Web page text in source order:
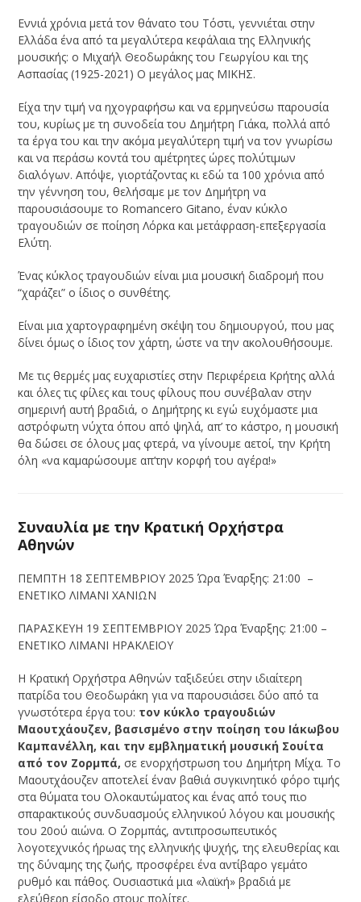
Εννιά χρόνια μετά τον θάνατο του Τόστι, γεννιέται στην
Ελλάδα ένα από τα μεγαλύτερα κεφάλαια της Ελληνικής
μουσικής: ο Μιχαήλ Θεοδωράκης του Γεωργίου και της
Ασπασίας (1925-2021) Ο μεγάλος μας ΜΙΚΗΣ.
Είχα την τιμή να ηχογραφήσω και να ερμηνεύσω παρουσία
του, κυρίως με τη συνοδεία του Δημήτρη Γιάκα, πολλά από
τα έργα του και την ακόμα μεγαλύτερη τιμή να τον γνωρίσω
και να περάσω κοντά του αμέτρητες ώρες πολύτιμων
διαλόγων. Απόψε, γιορτάζοντας κι εδώ τα 100 χρόνια από
την γέννηση του, θελήσαμε με τον Δημήτρη να
παρουσιάσουμε το Romancero Gitano, έναν κύκλο
τραγουδιών σε ποίηση Λόρκα και μετάφραση-επεξεργασία
Ελύτη.
Ένας κύκλος τραγουδιών είναι μια μουσική διαδρομή που
“χαράζει” ο ίδιος ο συνθέτης.
Είναι μια χαρτογραφημένη σκέψη του δημιουργού, που μας
δίνει όμως ο ίδιος τον χάρτη, ώστε να την ακολουθήσουμε.
Με τις θερμές μας ευχαριστίες στην Περιφέρεια Κρήτης αλλά
και όλες τις φίλες και τους φίλους που συνέβαλαν στην
σημερινή αυτή βραδιά, ο Δημήτρης κι εγώ ευχόμαστε μια
αστρόφωτη νύχτα όπου από ψηλά, απ’ το κάστρο, η μουσική
θα δώσει σε όλους μας φτερά, να γίνουμε αετοί, την Κρήτη
όλη «να καμαρώσουμε απ’την κορφή του αγέρα!»
Συναυλία με την Κρατική Ορχήστρα
Αθηνών
ΠΕΜΠΤΗ 18 ΣΕΠΤΕΜΒΡΙΟΥ 2025 Ώρα Έναρξης: 21:00 –
ΕΝΕΤΙΚΟ ΛΙΜΑΝΙ ΧΑΝΙΩΝ
ΠΑΡΑΣΚΕΥΗ 19 ΣΕΠΤΕΜΒΡΙΟΥ 2025 Ώρα Έναρξης: 21:00 –
ΕΝΕΤΙΚΟ ΛΙΜΑΝΙ ΗΡΑΚΛΕΙΟΥ
Η Κρατική Ορχήστρα Αθηνών ταξιδεύει στην ιδιαίτερη
πατρίδα του Θεοδωράκη για να παρουσιάσει δύο από τα
γνωστότερα έργα του: τον κύκλο τραγουδιών
Μαουτχάουζεν, βασισμένο στην ποίηση του Ιάκωβου
Καμπανέλλη, και την εμβληματική μουσική Σουίτα
από τον Ζορμπά, σε ενορχήστρωση του Δημήτρη Μίχα. Το
Μαουτχάουζεν αποτελεί έναν βαθιά συγκινητικό φόρο τιμής
στα θύματα του Ολοκαυτώματος και ένας από τους πιο
σπαρακτικούς συνδυασμούς ελληνικού λόγου και μουσικής
του 20ού αιώνα. Ο Ζορμπάς, αντιπροσωπευτικός
λογοτεχνικός ήρωας της ελληνικής ψυχής, της ελευθερίας και
της δύναμης της ζωής, προσφέρει ένα αντίβαρο γεμάτο
ρυθμό και πάθος. Ουσιαστικά μια «λαϊκή» βραδιά με
ελεύθερη είσοδο στους πολίτες.